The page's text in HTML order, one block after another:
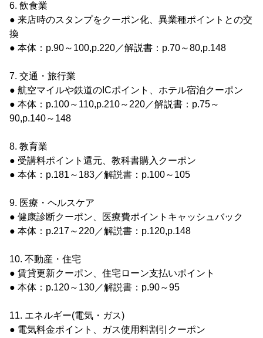
6. 飲食業
● 来店時のスタンプをクーポン化、異業種ポイントとの交
換
● 本体：p.90～100,p.220／解説書：p.70～80,p.148
7. 交通・旅行業
● 航空マイルや鉄道のICポイント、ホテル宿泊クーポン
● 本体：p.100～110,p.210～220／解説書：p.75～
90,p.140～148
8. 教育業
● 受講料ポイント還元、教科書購入クーポン
● 本体：p.181～183／解説書：p.100～105
9. 医療・ヘルスケア
● 健康診断クーポン、医療費ポイントキャッシュバック
● 本体：p.217～220／解説書：p.120,p.148
10. 不動産・住宅
● 賃貸更新クーポン、住宅ローン支払いポイント
● 本体：p.120～130／解説書：p.90～95
11. エネルギー(電気・ガス)
● 電気料金ポイント、ガス使用料割引クーポン